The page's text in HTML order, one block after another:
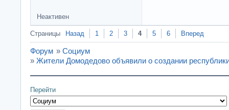
Неактивен
Страницы Назад 1 2 3 4 5 6 Вперед
Форум » Социум
» Жители Домодедово объявили о создании
Перейти